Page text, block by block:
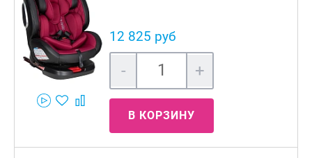
12 825 руб
- +
В КОРЗИНУ